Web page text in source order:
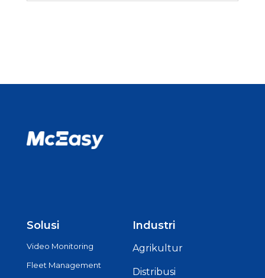
Solusi
Video Monitoring
Fleet Management
Industri
Agrikultur
Distribusi